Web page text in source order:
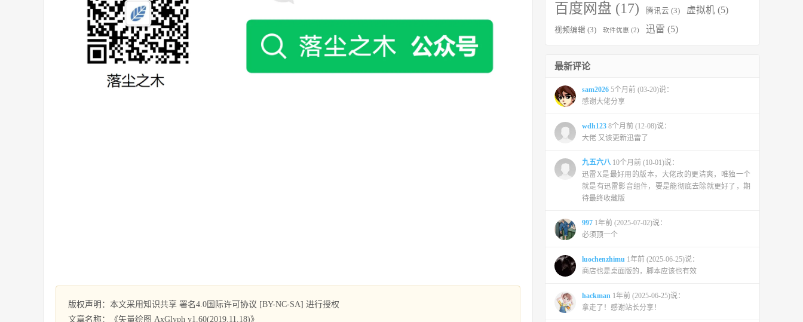
版权声明：本文采用知识共享 署名4.0国际许可协议 [BY-NC-SA] 进行授权
文章名称：《矢量绘图 AxGlyph v1.60(2019.11.18)》
百度网盘 (17) 腾讯云 (3) 虚拟机 (5)
视频编辑 (3) 软件优惠 (2) 迅雷 (5)
最新评论
sam2026 5个月前 (03-20)说：
感谢大佬分享
wdh123 8个月前 (12-08)说：
大佬 又该更新迅雷了
九五六八 10个月前 (10-01)说：
迅雷X是最好用的版本，大佬改的更清爽，唯独一个
就是有迅雷影音组件，要是能彻底去除就更好了，期
待最终收藏版
997 1年前 (2025-07-02)说：
必须顶一个
luochenzhimu 1年前 (2025-06-25)说：
商店也是桌面版的，脚本应该也有效
hackman 1年前 (2025-06-25)说：
拿走了！感谢站长分享！